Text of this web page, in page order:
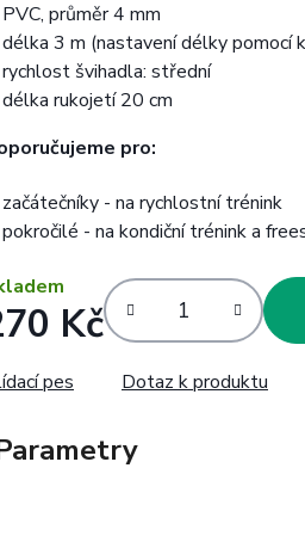
PVC, průměr 4 mm
délka 3 m (nastavení délky pomocí
rychlost švihadla: střední
délka rukojetí 20 cm
pro:
začátečníky - na rychlostní trénink
pokročilé - na kondiční trénink a
Kč
Dotaz k produktu
pes